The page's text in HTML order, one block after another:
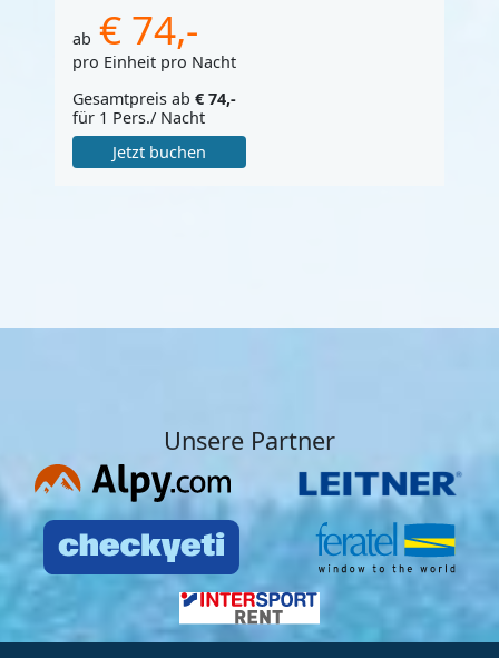
ab € 74,-
pro Einheit pro Nacht
Gesamtpreis ab € 74,-
für 1 Pers./ Nacht
Jetzt buchen
Unsere Partner